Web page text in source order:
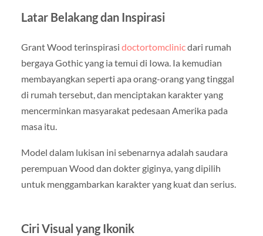
Latar Belakang dan Inspirasi
Grant Wood terinspirasi doctortomclinicdari rumah
bergaya Gothic yang ia temui di Iowa. Ia kemudian
membayangkan seperti apa orang-orang yang tinggal
di rumah tersebut, dan menciptakan karakter yang
mencerminkan masyarakat pedesaan Amerika pada
masa itu.
Model dalam lukisan ini sebenarnya adalah saudara
perempuan Wood dan dokter giginya, yang dipilih
untuk menggambarkan karakter yang kuat dan serius.
Ciri Visual yang Ikonik